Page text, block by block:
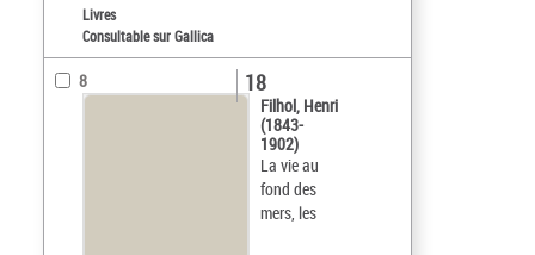
Livres
Consultable sur Gallica
8
Filhol, Henri
(1843-
1902)
La vie au
fond des
mers, les
18